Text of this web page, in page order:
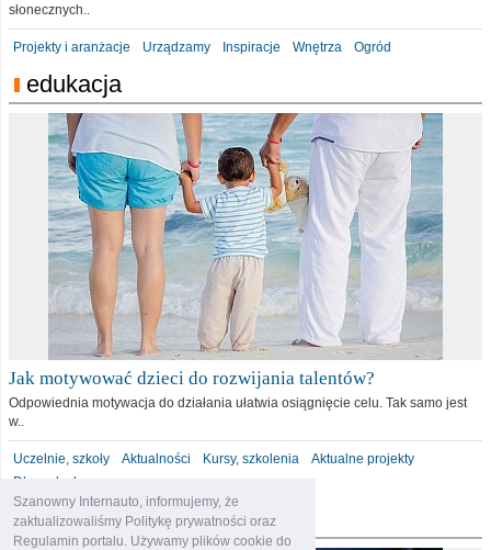
Szanowny Internauto, informujemy, że
zaktualizowaliśmy Politykę prywatności oraz
Regulamin portalu. Używamy plików cookie do
słonecznych..
Projekty i aranżacje Urządzamy Inspiracje Wnętrza Ogród
edukacja
Jak motywować dzieci do rozwijania talentów?
Odpowiednia motywacja do działania ułatwia osiągnięcie celu. Tak samo jest
w..
Uczelnie, szkoły Aktualności Kursy, szkolenia
Aktualne projekty
Dla malucha
motoryzacja